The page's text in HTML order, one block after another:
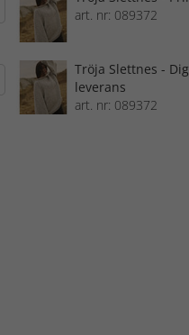
art. nr: 089372
Tröja Slettnes -
leverans
art. nr: 089372